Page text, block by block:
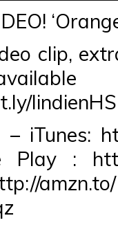
clip,
lindienHS
iTunes:
Play :